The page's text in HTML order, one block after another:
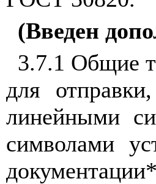
(Введен
3.7.1 Общие
для
линейными
символами
документации*